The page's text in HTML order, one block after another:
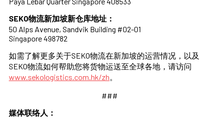
SEKO物流新加坡新仓库地址：
50 Alps Avenue, Sandvik Building #02-01
Singapore 498782
如需了解更多关于SEKO物流在新加坡的运营情况，以及
SEKO物流如何帮助您将货物运送至全球各地，请访问
www.sekologistics.com.hk/zh
###
媒体联络人：